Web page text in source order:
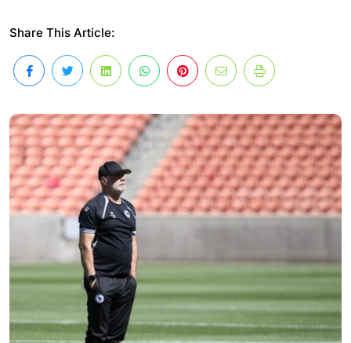
Share This Article: